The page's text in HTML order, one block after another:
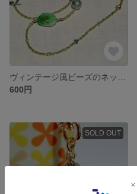
600円
SOLD OUT